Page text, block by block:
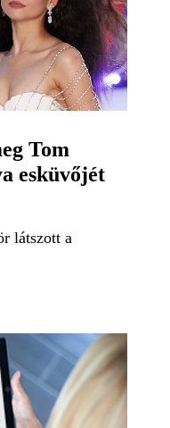
Tom
esküvőjét
látszott a